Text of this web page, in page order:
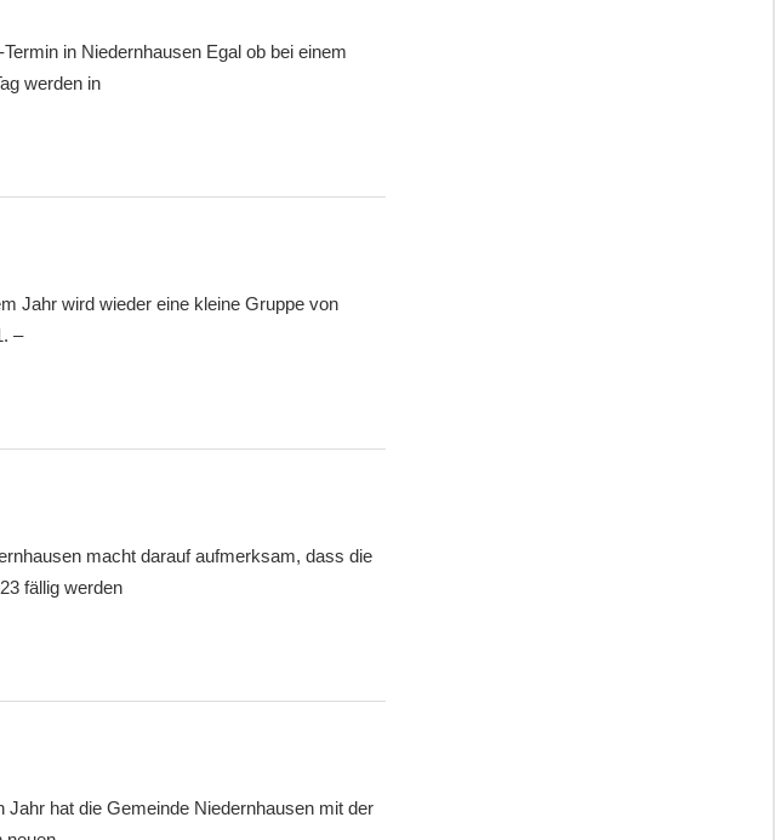
in Niedernhausen Egal ob bei einem
werden in
Jahr wird wieder eine kleine Gruppe von
–
macht darauf aufmerksam, dass die
fällig werden
hat die Gemeinde Niedernhausen mit der